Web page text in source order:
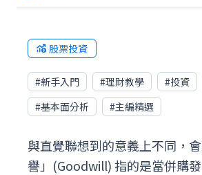
股票投資
#新手入門 #理財教學 #投資
#基本面分析 #主編精選
與直覺聯想到的意義上不同，
譽」(Goodwill) 指的是當併購